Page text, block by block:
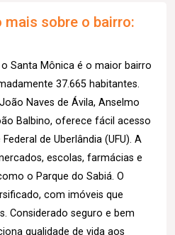
mais sobre o bairro:
Santa Mônica é o maior bairro
37.665 habitantes.
Naves de Ávila, Anselmo
Balbino, oferece fácil acesso
de Uberlândia (UFU). A
escolas, farmácias e
o Parque do Sabiá. O
com imóveis que
Considerado seguro e bem
qualidade de vida aos